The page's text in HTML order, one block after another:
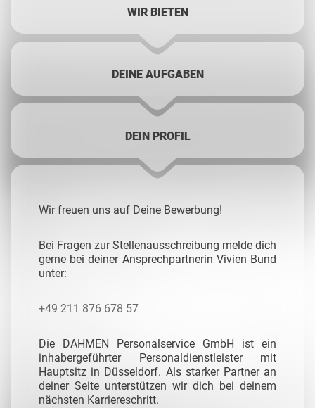
WIR BIETEN
DEINE AUFGABEN
DEIN PROFIL
Wir freuen uns auf Deine Bewerbung!
Bei Fragen zur Stellenausschreibung melde dich
gerne bei deiner Ansprechpartnerin Vivien Bund
unter:
+49 211 876 678 57
Die DAHMEN Personalservice GmbH ist ein
inhabergeführter Personaldienstleister mit
Hauptsitz in Düsseldorf. Als starker Partner an
deiner Seite unterstützen wir dich bei deinem
nächsten Karriereschritt.